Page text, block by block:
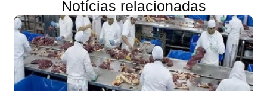
Notícias relacionadas